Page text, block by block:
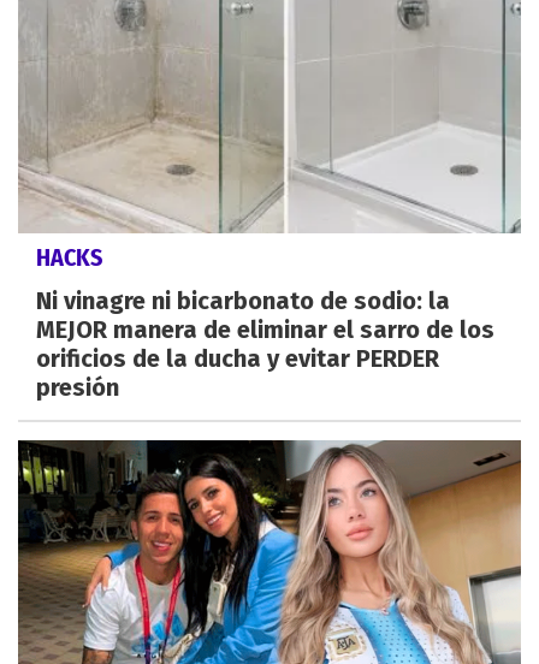
HACKS
Ni vinagre ni bicarbonato de sodio: la
MEJOR manera de eliminar el sarro de los
orificios de la ducha y evitar PERDER
presión